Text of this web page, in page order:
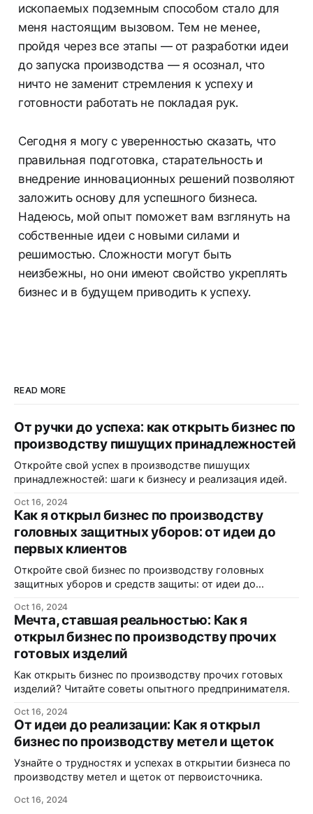
ископаемых подземным способом стало для
меня настоящим вызовом. Тем не менее,
пройдя через все этапы — от разработки идеи
до запуска производства — я осознал, что
ничто не заменит стремления к успеху и
готовности работать не покладая рук.
Сегодня я могу с уверенностью сказать, что
правильная подготовка, старательность и
внедрение инновационных решений позволяют
заложить основу для успешного бизнеса.
Надеюсь, мой опыт поможет вам взглянуть на
собственные идеи с новыми силами и
решимостью. Сложности могут быть
неизбежны, но они имеют свойство укреплять
бизнес и в будущем приводить к успеху.
READ MORE
От ручки до успеха: как открыть бизнес по
производству пишущих принадлежностей
Откройте свой успех в производстве пишущих
принадлежностей: шаги к бизнесу и реализация идей.
Oct 16, 2024
Как я открыл бизнес по производству
головных защитных уборов: от идеи до
первых клиентов
Откройте свой бизнес по производству головных
защитных уборов и средств защиты: от идеи до
Oct 16, 2024
Мечта, ставшая реальностью: Как я
открыл бизнес по производству прочих
готовых изделий
Как открыть бизнес по производству прочих готовых
изделий? Читайте советы опытного предпринимателя.
Oct 16, 2024
От идеи до реализации: Как я открыл
бизнес по производству метел и щеток
Узнайте о трудностях и успехах в открытии бизнеса по
производству метел и щеток от первоисточника.
Oct 16, 2024